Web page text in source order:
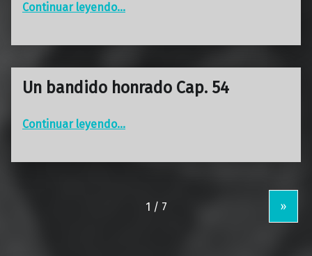
Continuar leyendo…
Un bandido honrado Cap. 54
Continuar leyendo…
»